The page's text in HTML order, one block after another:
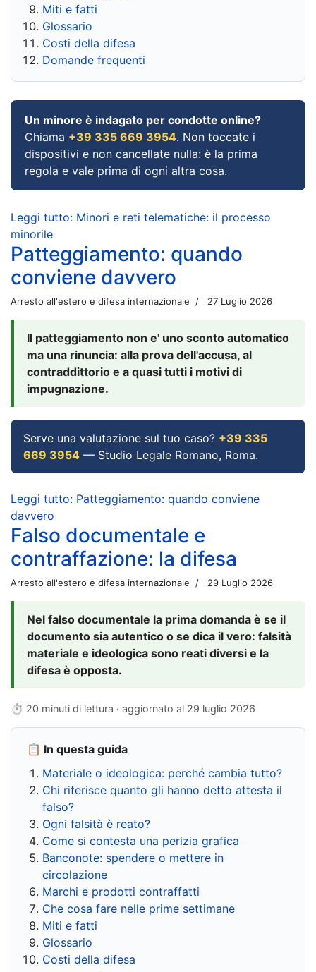
Miti e fatti
Glossario
Costi della difesa
Domande frequenti
Un minore è indagato per condotte online?
Chiama +39 335 669 3954. Non toccate i
dispositivi e non cancellate nulla: è la prima
regola e vale prima di ogni altra cosa.
Leggi tutto: Minori e reti telematiche: il processo
minorile
Patteggiamento: quando
conviene davvero
Arresto all'estero e difesa internazionale 27 Luglio 2026
Il patteggiamento non e' uno sconto automatico
ma una rinuncia: alla prova dell'accusa, al
contraddittorio e a quasi tutti i motivi di
impugnazione.
Serve una valutazione sul tuo caso? +39 335
669 3954 — Studio Legale Romano, Roma.
Leggi tutto: Patteggiamento: quando conviene
davvero
Falso documentale e
contraffazione: la difesa
Arresto all'estero e difesa internazionale 29 Luglio 2026
Nel falso documentale la prima domanda è se il
documento sia autentico o se dica il vero: falsità
materiale e ideologica sono reati diversi e la
difesa è opposta.
⏱ 20 minuti di lettura · aggiornato al 29 luglio 2026
📋 In questa guida
Materiale o ideologica: perché cambia tutto?
Chi riferisce quanto gli hanno detto attesta il
falso?
Ogni falsità è reato?
Come si contesta una perizia grafica
Banconote: spendere o mettere in
circolazione
Marchi e prodotti contraffatti
Che cosa fare nelle prime settimane
Miti e fatti
Glossario
Costi della difesa